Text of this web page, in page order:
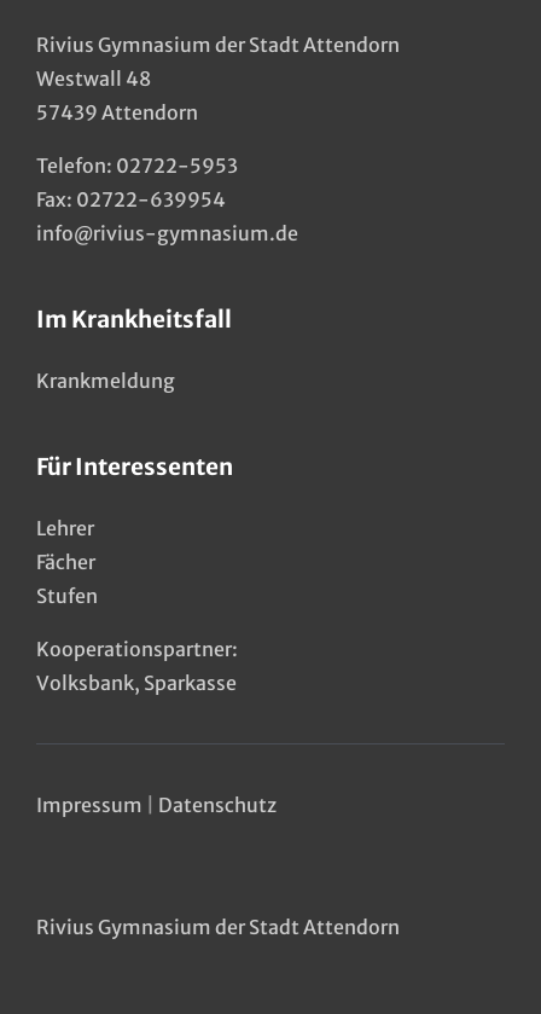
Rivius Gymnasium der Stadt Attendorn
Westwall 48
57439 Attendorn
Telefon: 02722-5953
Fax: 02722-639954
info@rivius-gymnasium.de
Im Krankheitsfall
Krankmeldung
Für Interessenten
Lehrer
Fächer
Stufen
Kooperationspartner:
Volksbank, Sparkasse
Impressum Datenschutz
Rivius Gymnasium der Stadt Attendorn